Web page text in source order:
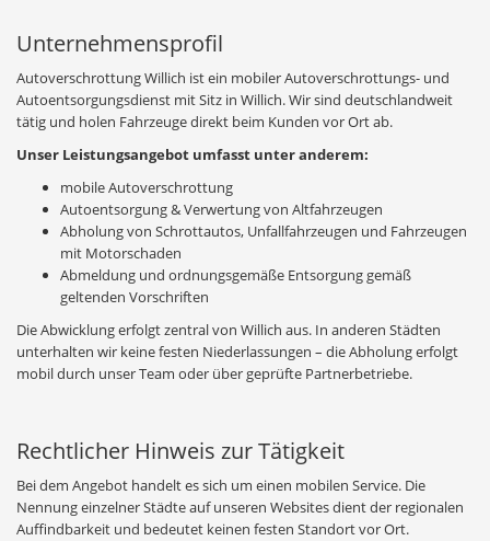
Unternehmensprofil
Autoverschrottung Willich ist ein mobiler Autoverschrottungs- und
Autoentsorgungsdienst mit Sitz in Willich. Wir sind deutschlandweit
tätig und holen Fahrzeuge direkt beim Kunden vor Ort ab.
Unser Leistungsangebot umfasst unter anderem:
mobile Autoverschrottung
Autoentsorgung & Verwertung von Altfahrzeugen
Abholung von Schrottautos, Unfallfahrzeugen und Fahrzeugen
mit Motorschaden
Abmeldung und ordnungsgemäße Entsorgung gemäß
geltenden Vorschriften
Die Abwicklung erfolgt zentral von Willich aus. In anderen Städten
unterhalten wir keine festen Niederlassungen – die Abholung erfolgt
mobil durch unser Team oder über geprüfte Partnerbetriebe.
Rechtlicher Hinweis zur Tätigkeit
Bei dem Angebot handelt es sich um einen mobilen Service. Die
Nennung einzelner Städte auf unseren Websites dient der regionalen
Auffindbarkeit und bedeutet keinen festen Standort vor Ort.